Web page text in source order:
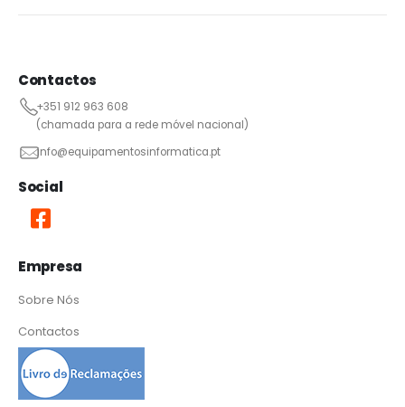
Contactos
+351 912 963 608
(chamada para a rede móvel nacional)
info@equipamentosinformatica.pt
Social
Empresa
Sobre Nós
Contactos